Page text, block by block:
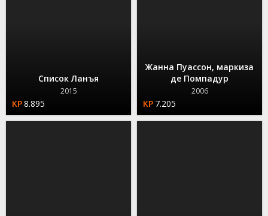
Список Ланъя
2015
8.895
Жанна Пуассон, маркиза
де Помпадур
2006
7.205